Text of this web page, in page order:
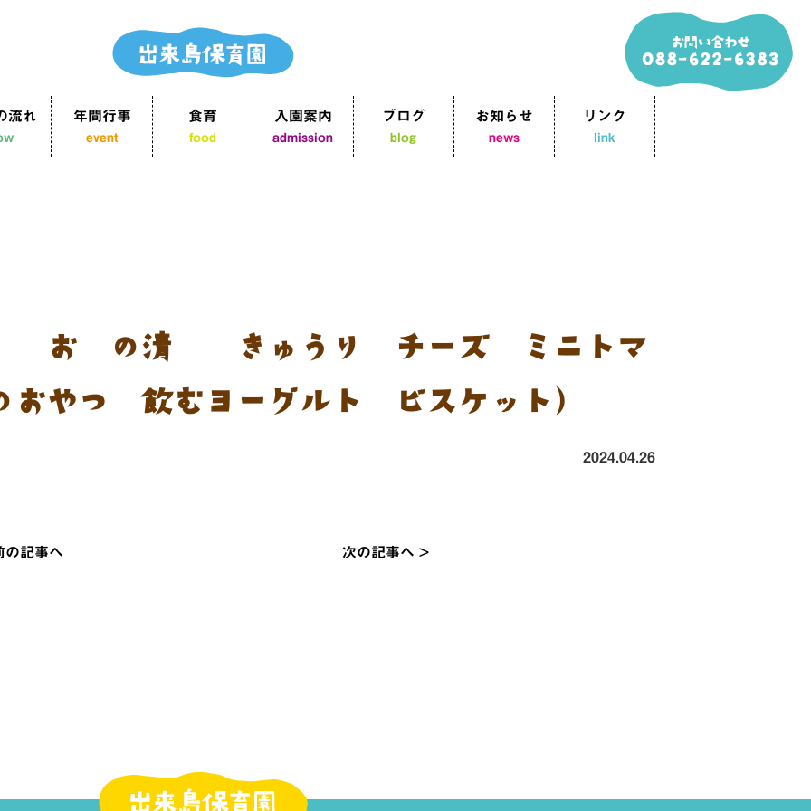
流れ 年間行事
event
食育
food
入園案内
admission
ブログ
blog
お知らせ
news
リンク
link
お麩の清汁 きゅうり チーズ ミニトマ
やつ：飲むヨーグルト ビスケット）
2024.04.26
の記事へ 次の記事へ >